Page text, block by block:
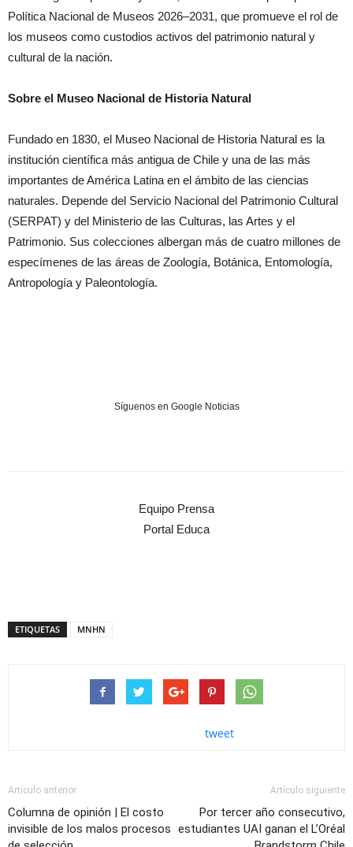
Política Nacional de Museos 2026–2031, que promueve el rol de
los museos como custodios activos del patrimonio natural y
cultural de la nación.
Sobre el Museo Nacional de Historia Natural
Fundado en 1830, el Museo Nacional de Historia Natural es la
institución científica más antigua de Chile y una de las más
importantes de América Latina en el ámbito de las ciencias
naturales. Depende del Servicio Nacional del Patrimonio Cultural
(SERPAT) y del Ministerio de las Culturas, las Artes y el
Patrimonio. Sus colecciones albergan más de cuatro millones de
especímenes de las áreas de Zoología, Botánica, Entomología,
Antropología y Paleontología.
Síguenos en Google Noticias
Equipo Prensa
Portal Educa
ETIQUETAS MNHN
tweet
Artículo anterior
Columna de opinión | El costo
invisible de los malos procesos
Artículo siguiente
Por tercer año consecutivo,
estudiantes UAI ganan el L’Oréal